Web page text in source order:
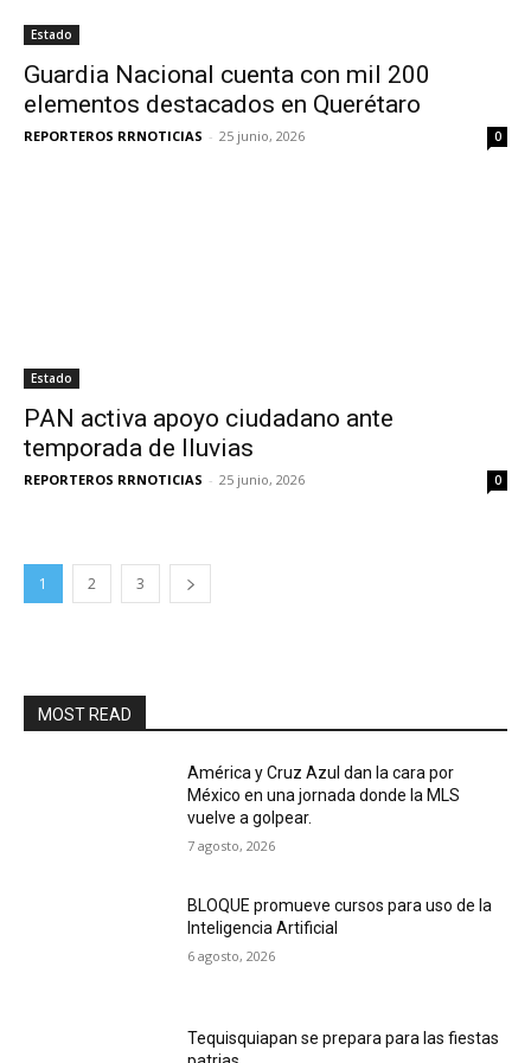
Estado
Guardia Nacional cuenta con mil 200
elementos destacados en Querétaro
REPORTEROS RRNOTICIAS - 25 junio, 2026 0
Estado
PAN activa apoyo ciudadano ante
temporada de lluvias
REPORTEROS RRNOTICIAS - 25 junio, 2026 0
1 2 3
MOST READ
América y Cruz Azul dan la cara por
México en una jornada donde la MLS
vuelve a golpear.
7 agosto, 2026
BLOQUE promueve cursos para uso de la
Inteligencia Artificial
6 agosto, 2026
Tequisquiapan se prepara para las fiestas